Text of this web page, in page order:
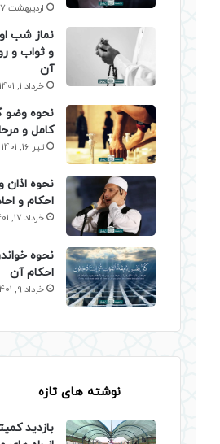
اردیبهشت 27, 1401
نماز شب
و ثواب و
آن
خرداد 1, 1401
نحوه وضو
کامل و
تیر 16, 1401
نحوه اذان
احکام و
خرداد 17, 1401
نحوه
احکام آن
خرداد 9, 1401
نوشته های تازه
بازدید